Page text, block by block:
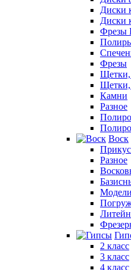
Диски
Диски
Фрезы
Фрезы
Щетки,
Щетки,
Камни
Разное
Воск
Разное
2 класс
3 класс
4 класс